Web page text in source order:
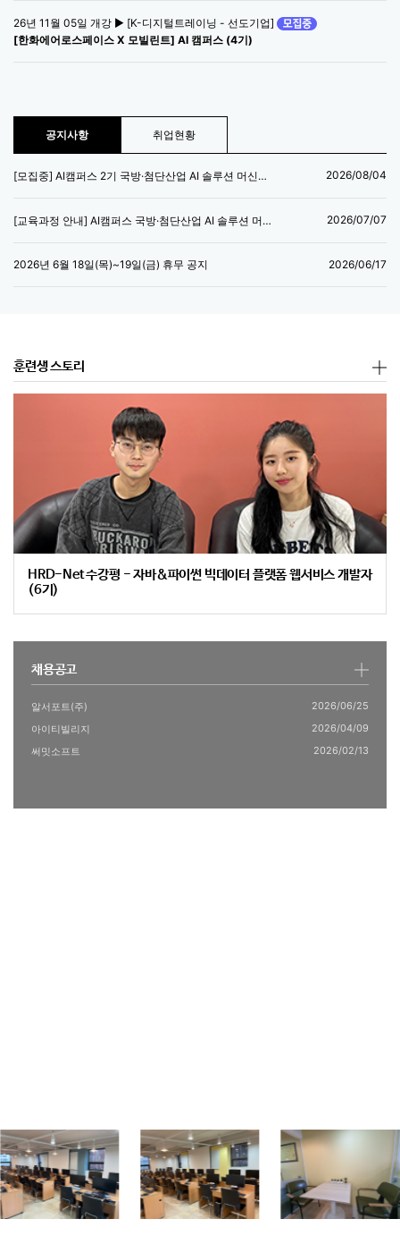
26년 11월 05일 개강 ▶ [K-디지털트레이닝 - 선도기업]
[한화에어로스페이스 X 모빌린트] AI 캠퍼스 (4기)
공지사항 취업현황
[모집중] AI캠퍼스 2기 국방·첨단산업 AI 솔루션 머신러닝 엔지니어 양성과정 2026/08/04
[교육과정 안내] AI캠퍼스 국방·첨단산업 AI 솔루션 머신러닝 엔지니어 양성과정 2026/07/07
2026년 6월 18일(목)~19일(금) 휴무 공지 2026/06/17
훈련생 스토리
HRD-Net 수강평 - 자바&파이썬 빅데이터 플랫폼 웹서비스 개발자
(6기)
채용공고
알서포트(주)
2026/06/25
아이티빌리지
2026/04/09
써밋소프트
2026/02/13